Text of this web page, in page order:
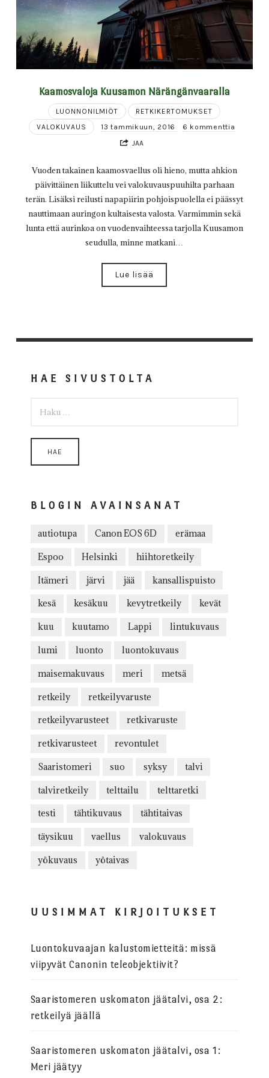
Kaamosvaloja Kuusamon Närängänvaaralla
LUONNONILMIÖT
RETKIKERTOMUKSET
VALOKUVAUS
13 tammikuun, 2016
6 kommenttia
JAA
Vuoden takainen kaamosvaellus oli hieno, mutta ahkion
päivittäinen liikuttelu vei valokuvauspuuhilta parhaan
terän. Lisäksi reilusti napapiirin pohjoispuolella ei päässyt
nauttimaan auringon kultaisesta valosta. Varmimmin sekä
lunta että aurinkoa on vuodenvaihteessa tarjolla Kuusamon
seudulla, minne matkani…
Lue lisää
HAE SIVUSTOLTA
BLOGIN AVAINSANAT
autiotupa Canon EOS 6D erämaa
Espoo Helsinki hiihtoretkeily
Itämeri järvi jää kansallispuisto
kesä kesäkuu kevytretkeily kevät
kuu kuutamo Lappi lintukuvaus
lumi luonto luontokuvaus
maisemakuvaus meri metsä
retkeily retkeilyvaruste
retkeilyvarusteet retkivaruste
retkivarusteet revontulet
Saaristomeri suo syksy talvi
talviretkeily telttailu telttaretki
testi tähtikuvaus tähtitaivas
täysikuu vaellus valokuvaus
yökuvaus yötaivas
UUSIMMAT KIRJOITUKSET
Luontokuvaajan kalustomietteitä: missä
viipyvät Canonin teleobjektiivit?
Saaristomeren uskomaton jäätalvi, osa 2:
retkeilyä jäällä
Saaristomeren uskomaton jäätalvi, osa 1:
Meri jäätyy